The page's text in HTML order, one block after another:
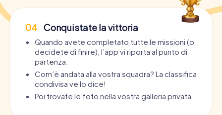
04 Conquistate la vittoria
Quando avete completato tutte le missioni (o
decidete di finire), l’app vi riporta al punto di
partenza.
Com’è andata alla vostra squadra? La classifica
condivisa ve lo dice!
Poi trovate le foto nella vostra galleria privata.